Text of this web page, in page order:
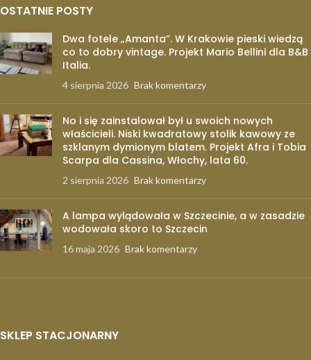
OSTATNIE POSTY
Dwa fotele „Amanta”. W Krakowie pieski wiedzą
co to dobry vintage. Projekt Mario Bellini dla B&B
Italia.
4 sierpnia 2026 Brak komentarzy
No i się zainstalował był u swoich nowych
właścicieli. Niski kwadratowy stolik kawowy ze
szklanym dymionym blatem. Projekt Afra i Tobia
Scarpa dla Cassina, Włochy, lata 60.
2 sierpnia 2026 Brak komentarzy
A lampa wylądowała w Szczecinie, a w zasadzie
wodowała skoro to Szczecin
16 maja 2026 Brak komentarzy
SKLEP STACJONARNY